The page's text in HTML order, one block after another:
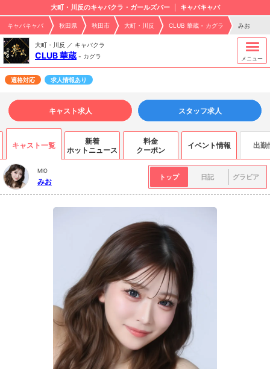
大町・川反のキャバクラ・ガールズバー キャバキャバ
キャバキャバ 秋田県 秋田市 大町・川反 CLUB 華蔵 - カグラ みお
大町・川反 ／ キャバクラ
CLUB 華蔵 - カグラ メニュー
適格対応 求人情報あり
キャスト求人 スタッフ求人
キャスト一覧
新着
ホットニュース
料金
クーポン
イベント情報 出勤
MIO
みお トップ 日記 グラビア